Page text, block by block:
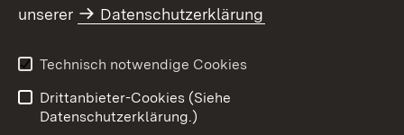
Barrierefreiheit
unserer
Datenschutzerklärung
Technisch notwendige Cookies
Drittanbieter-Cookies (Siehe
Datenschutzerklärung.)